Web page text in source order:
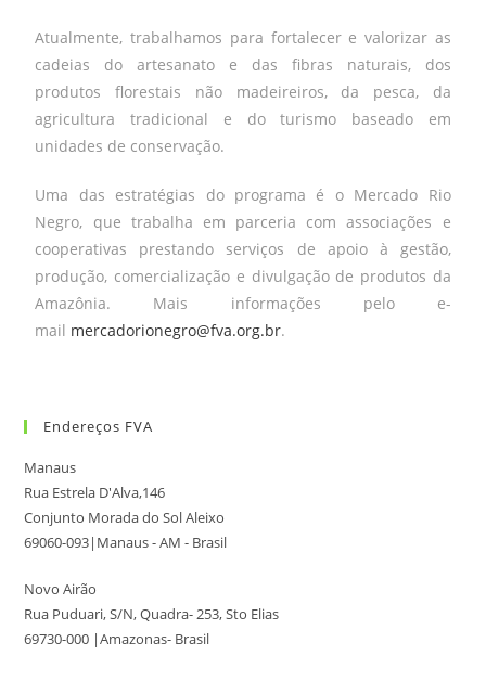
Atualmente, trabalhamos para fortalecer e valorizar as
cadeias do artesanato e das fibras naturais, dos
produtos florestais não madeireiros, da pesca, da
agricultura tradicional e do turismo baseado em
unidades de conservação.
Uma das estratégias do programa é o Mercado Rio
Negro, que trabalha em parceria com associações e
cooperativas prestando serviços de apoio à gestão,
produção, comercialização e divulgação de produtos da
Amazônia. Mais informações pelo e-
mail mercadorionegro@fva.org.br.
Endereços FVA
Manaus
Rua Estrela D'Alva,146
Conjunto Morada do Sol Aleixo
69060-093|Manaus - AM - Brasil
Novo Airão
Rua Puduari, S/N, Quadra- 253, Sto Elias
69730-000 |Amazonas- Brasil